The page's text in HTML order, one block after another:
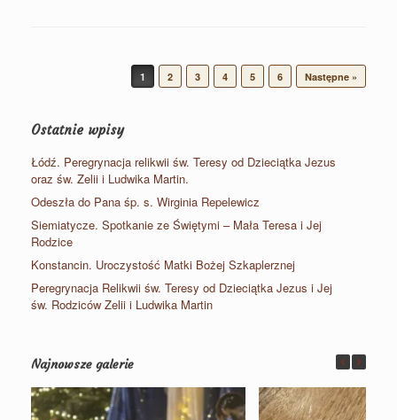
1 2 3 4 5 6 Następne »
Ostatnie wpisy
Łódź. Peregrynacja relikwii św. Teresy od Dzieciątka Jezus
oraz św. Zelii i Ludwika Martin.
Odeszła do Pana śp. s. Wirginia Repelewicz
Siemiatycze. Spotkanie ze Świętymi – Mała Teresa i Jej
Rodzice
Konstancin. Uroczystość Matki Bożej Szkaplerznej
Peregrynacja Relikwii św. Teresy od Dzieciątka Jezus i Jej
św. Rodziców Zelii i Ludwika Martin
Najnowsze galerie